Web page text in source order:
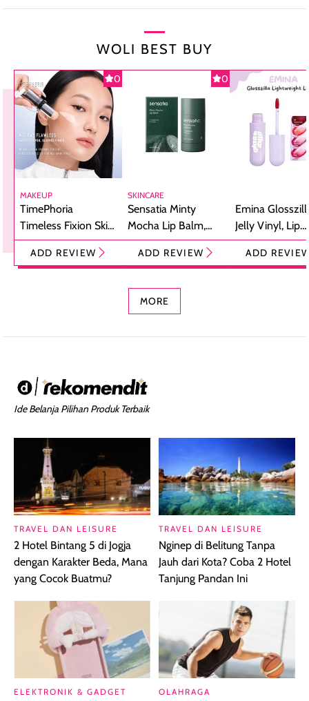
WOLI BEST BUY
0
MAKEUP
TimePhoria
Timeless Fixion Skin
Tint Stick,
Foundation dan
ADD REVIEW
0
SKINCARE
Sensatia Minty
Mocha Lip Balm,
Pelembap Bibir
dengan Aroma
ADD REVIEW
Emina
Jelly Vinyl, Lip
Cream Glossy
Ringan
ADD
MORE
Ide Belanja Pilihan Produk Terbaik
TRAVEL DAN LEISURE
2 Hotel Bintang 5 di Jogja
dengan Karakter Beda, Mana
yang Cocok Buatmu?
TRAVEL DAN LEISURE
Nginep di Belitung Tanpa
Jauh dari Kota? Coba 2 Hotel
Tanjung Pandan Ini
ELEKTRONIK & GADGET OLAHRAGA